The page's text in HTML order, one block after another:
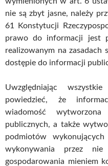
nie są zbyt jasne, należy
61 Konstytucji
prawo do informacji jest
realizowanym na
dostępie do informacji
Uwzględniając
powiedzieć, że
wiadomość
publicznych, a także
podmiotów
wykonywania przez
gospodarowania mieniem